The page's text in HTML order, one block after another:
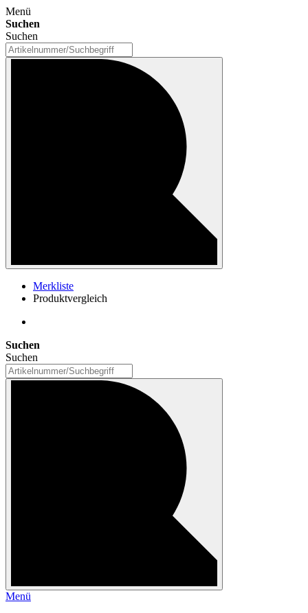
Menü
Suchen
Suchen
Merkliste
Produktvergleich
Suchen
Suchen
Menü